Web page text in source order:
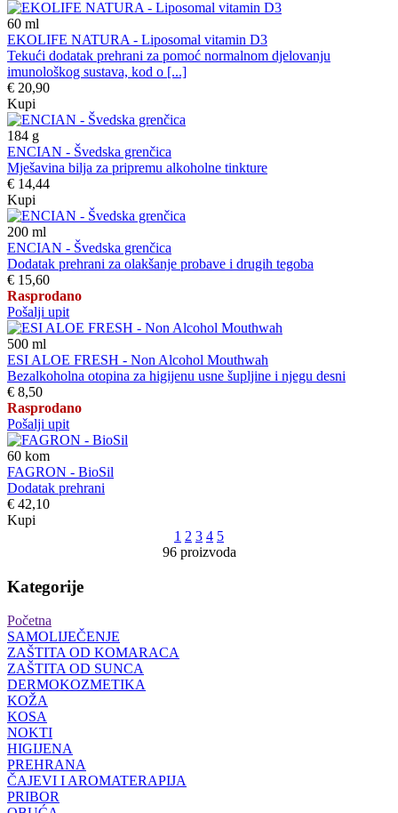
60 ml
EKOLIFE NATURA - Liposomal vitamin D3
Tekući dodatak prehrani za pomoć normalnom djelovanju
imunološkog sustava, kod o [...]
€ 20,90
Kupi
184 g
ENCIAN - Švedska grenčica
Mješavina bilja za pripremu alkoholne tinkture
€ 14,44
Kupi
200 ml
ENCIAN - Švedska grenčica
Dodatak prehrani za olakšanje probave i drugih tegoba
€ 15,60
Rasprodano
Pošalji upit
500 ml
ESI ALOE FRESH - Non Alcohol Mouthwah
Bezalkoholna otopina za higijenu usne šupljine i njegu desni
€ 8,50
Rasprodano
Pošalji upit
60 kom
FAGRON - BioSil
Dodatak prehrani
€ 42,10
Kupi
1 2 3 4 5
96 proizvoda
Kategorije
Početna
SAMOLIJEČENJE
ZAŠTITA OD KOMARACA
ZAŠTITA OD SUNCA
DERMOKOZMETIKA
KOŽA
KOSA
NOKTI
HIGIJENA
PREHRANA
ČAJEVI I AROMATERAPIJA
PRIBOR